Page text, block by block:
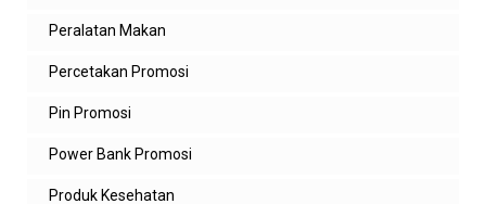
Peralatan Makan
Percetakan Promosi
Pin Promosi
Power Bank Promosi
Produk Kesehatan